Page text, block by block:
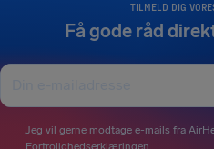
TILMELD DIG
Få gode råd
Jeg vil gerne modtage e-mails fra
Fortrolighedserklæringen.